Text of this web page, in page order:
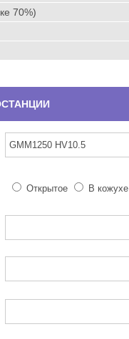
70%)
Открытое В кожухе